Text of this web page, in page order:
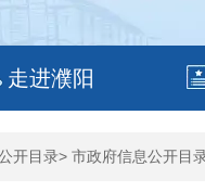
走进濮阳
开目录> 市政府信息公开目